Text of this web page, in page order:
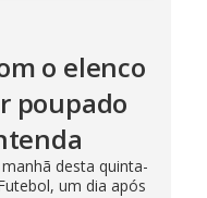
o elenco
poupado
desta quinta-
um dia após